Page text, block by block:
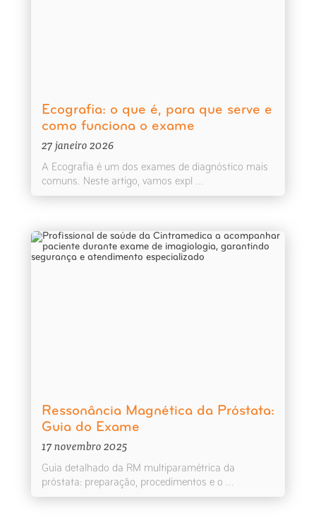
Ecografia: o que é, para que serve e
como funciona o exame
27 janeiro 2026
A Ecografia é um dos exames de diagnóstico mais
comuns. Neste artigo, vamos expl ...
Ressonância Magnética da Próstata:
Guia do Exame
17 novembro 2025
Guia detalhado da RM multiparamétrica da
próstata: preparação, procedimentos e o ...